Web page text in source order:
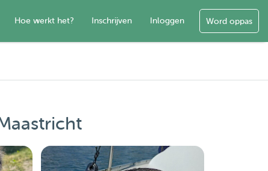
Hoe werkt het? Inschrijven Inloggen Word oppas